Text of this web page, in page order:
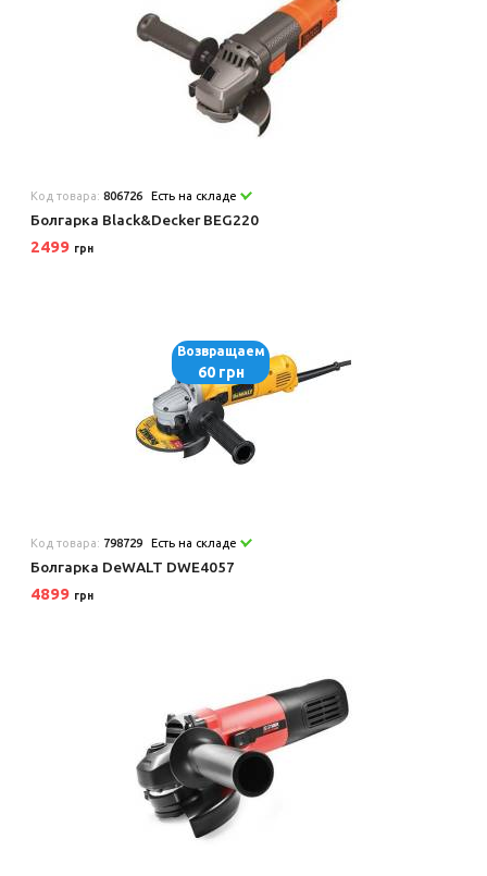
Код товара:806726 Есть на складе
Болгарка Black&Decker BEG220
2499 грн
Возвращаем
60 грн
Код товара: 798729 Есть на складе
Болгарка DeWALT DWE4057
4899 грн